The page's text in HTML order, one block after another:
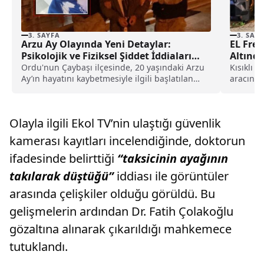
3. SAYFA
Arzu Ay Olayında Yeni Detaylar:
Psikolojik ve Fiziksel Şiddet İddiaları
Gündemde
Ordu'nun Çaybaşı ilçesinde, 20 yaşındaki Arzu
Ay’ın hayatını kaybetmesiyle ilgili başlatılan
3.
EL
Kısıklı
aracını
Olayla ilgili Ekol TV’nin ulaştığı güvenlik
kamerası kayıtları incelendiğinde, doktorun
ifadesinde belirttiği “taksicinin ayağının
takılarak düştüğü”iddiası ile görüntüler
arasında çelişkiler olduğu görüldü. Bu
gelişmelerin ardından Dr. Fatih Çolakoğlu
gözaltına alınarak çıkarıldığı mahkemece
tutuklandı.